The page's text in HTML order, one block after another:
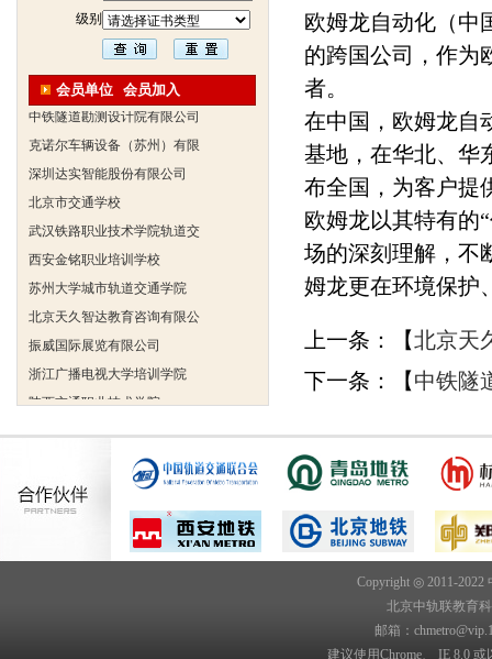
级别
会员单位 会员加入
安弗施无线射频系统(上海)有
达诺巴特集团（中国）
欧姆龙自动化（中国）有限公
中铁隧道勘测设计院有限公司
克诺尔车辆设备（苏州）有限
深圳达实智能股份有限公司
北京市交通学校
武汉铁路职业技术学院轨道交
西安金铭职业培训学校
苏州大学城市轨道交通学院
北京天久智达教育咨询有限公
振威国际展览有限公司
浙江广播电视大学培训学院
陕西交通职业技术学院
达诺巴特集团（中国）
欧姆龙自动化（中国）有限公
中铁隧道勘测设计院有限公司
克诺尔车辆设备（苏州）有限
欧姆龙自动化（中
的跨国公司，作为
者。
在中国，欧姆龙自
基地，在华北、华
布全国，为客户提
欧姆龙以其特有的
场的深刻理解，不
姆龙更在环境保护
上一条：【北京天
下一条：【中铁隧
Copyright ◎ 2011-2022
北京中轨联教育
邮箱：
建议使用Chrome、 IE 8.0